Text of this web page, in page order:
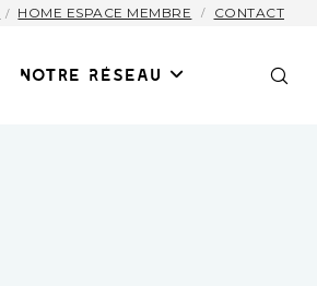
HOME ESPACE MEMBRE CONTACT
Notre Réseau